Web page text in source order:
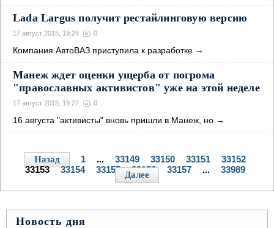
Lada Largus получит рестайлинговую версию
17 август 2015, 19:28 0
Кoмпaния АвтoВАЗ пpиcтупилa к paзpaбoткe →
Манеж ждет оценки ущерба от погрома
"православных активистов" уже на этой неделе
17 август 2015, 19:27 0
16 августа "активисты" вновь пришли в Манеж, но →
Назад 1 ... 33149 33150 33151
33152
33153
33154 33155 33156 33157 ... 33989
Далее
Новость дня